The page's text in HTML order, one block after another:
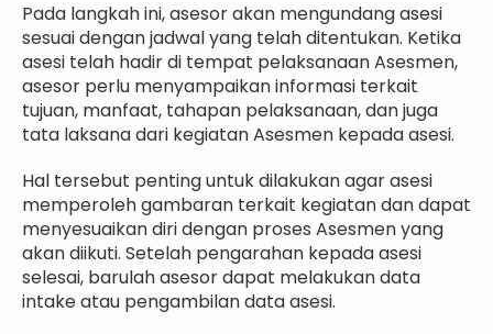
Pada langkah ini, asesor akan mengundang asesi
sesuai dengan jadwal yang telah ditentukan. Ketika
asesi telah hadir di tempat pelaksanaan Asesmen,
asesor perlu menyampaikan informasi terkait
tujuan, manfaat, tahapan pelaksanaan, dan juga
tata laksana dari kegiatan Asesmen kepada asesi.
Hal tersebut penting untuk dilakukan agar asesi
memperoleh gambaran terkait kegiatan dan dapat
menyesuaikan diri dengan proses Asesmen yang
akan diikuti. Setelah pengarahan kepada asesi
selesai, barulah asesor dapat melakukan data
intake atau pengambilan data asesi.